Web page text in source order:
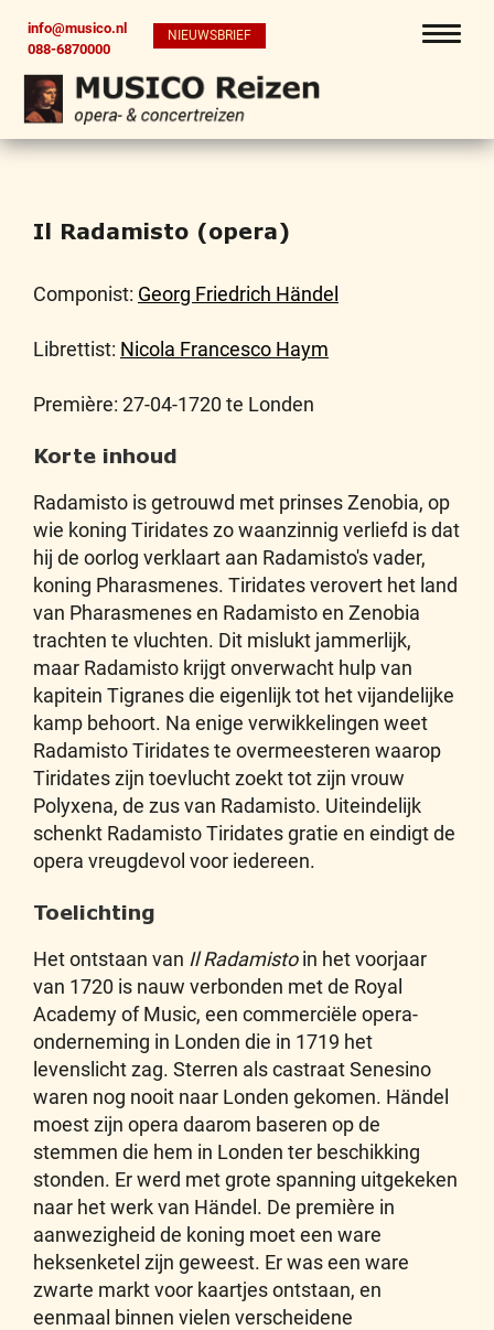
info@musico.nl
088-6870000
NIEUWSBRIEF
Il Radamisto (opera)
Componist: Georg Friedrich Händel
Librettist: Nicola Francesco Haym
Première: 27-04-1720 te Londen
Korte inhoud
Radamisto is getrouwd met prinses Zenobia, op
wie koning Tiridates zo waanzinnig verliefd is dat
hij de oorlog verklaart aan Radamisto's vader,
koning Pharasmenes. Tiridates verovert het land
van Pharasmenes en Radamisto en Zenobia
trachten te vluchten. Dit mislukt jammerlijk,
maar Radamisto krijgt onverwacht hulp van
kapitein Tigranes die eigenlijk tot het vijandelijke
kamp behoort. Na enige verwikkelingen weet
Radamisto Tiridates te overmeesteren waarop
Tiridates zijn toevlucht zoekt tot zijn vrouw
Polyxena, de zus van Radamisto. Uiteindelijk
schenkt Radamisto Tiridates gratie en eindigt de
opera vreugdevol voor iedereen.
Toelichting
Het ontstaan van Il Radamistoin het voorjaar
van 1720 is nauw verbonden met de Royal
Academy of Music, een commerciële opera-
onderneming in Londen die in 1719 het
levenslicht zag. Sterren als castraat Senesino
waren nog nooit naar Londen gekomen. Händel
moest zijn opera daarom baseren op de
stemmen die hem in Londen ter beschikking
stonden. Er werd met grote spanning uitgekeken
naar het werk van Händel. De première in
aanwezigheid de koning moet een ware
heksenketel zijn geweest. Er was een ware
zwarte markt voor kaartjes ontstaan, en
eenmaal binnen vielen verscheidene